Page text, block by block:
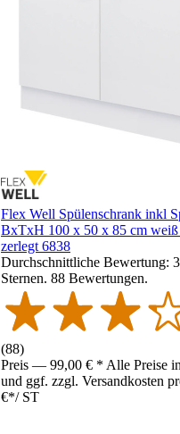
Flex Well Spülenschrank inkl
BxTxH 100 x 50 x 85 cm weiß
zerlegt 6838
Durchschnittliche Bewertung:
Sternen. 88 Bewertungen.
(88)
Preis — 99,00 € * Alle Preise
und ggf. zzgl. Versandkosten
€*/ ST